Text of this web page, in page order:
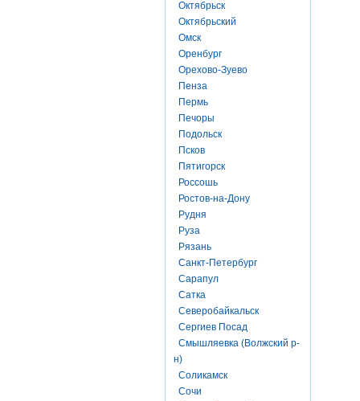
Октябрьск
Октябрьский
Омск
Оренбург
Орехово-Зуево
Пенза
Пермь
Печоры
Подольск
Псков
Пятигорск
Россошь
Ростов-на-Дону
Рудня
Руза
Рязань
Санкт-Петербург
Сарапул
Сатка
Северобайкальск
Сергиев Посад
Смышляевка (Волжский р-
н)
Соликамск
Сочи